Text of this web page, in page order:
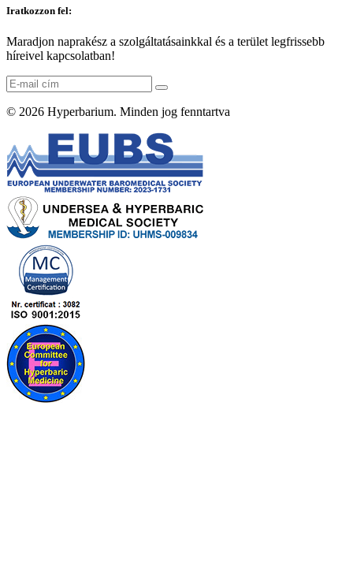
Iratkozzon fel:
Maradjon naprakész a szolgáltatásainkkal és a terület legfrissebb
híreivel kapcsolatban!
© 2026 Hyperbarium. Minden jog fenntartva